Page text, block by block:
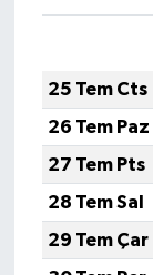
25 Tem Cts
26 Tem Paz
27 Tem Pts
28 Tem Sal
29 Tem Çar